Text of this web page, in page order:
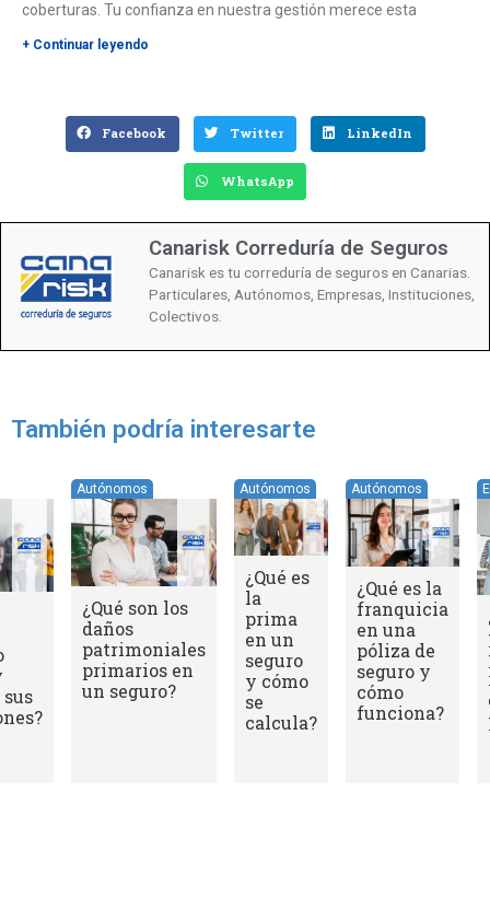
coberturas. Tu confianza en nuestra gestión merece esta
+ Continuar leyendo
Facebook Twitter LinkedIn
WhatsApp
Canarisk Correduría de Seguros
Canarisk es tu correduría de seguros en Canarias.
Particulares, Autónomos, Empresas, Instituciones,
Colectivos.
También podría interesarte
¿A quién
protege la
póliza de
responsabilidad
civil
profesional?
Autónomos
¿Qué gastos
garantizados
por el
asegurador en
una póliza de